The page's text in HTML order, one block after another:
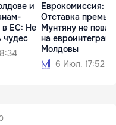
и
в ЕС: Не
чудес
Еврокомиссия:
Отставка
Мунтяну не
на
Молдовы
6 Июл. 17:52